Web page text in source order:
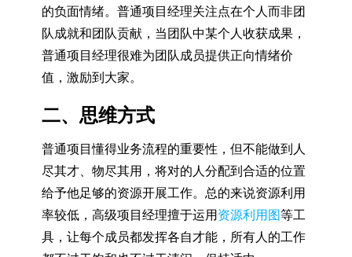
的负面情绪。普通项目经理关注点在个人而非团
队成就和团队贡献，当团队中某个人收获成果，
普通项目经理很难为团队成员提供正向情绪价
值，激励到大家。
二、思维方式
普通项目懂得业务流程的重要性，但不能做到人
尽其才、物尽其用，将对的人分配到合适的位置
给予他足够的资源开展工作。总的来说资源利用
率较低，高级项目经理擅于运用资源利用图等工
具，让每个成员都发挥各自才能，所有人的工作